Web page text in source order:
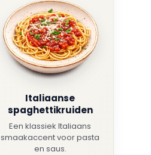
Italiaanse
spaghettikruiden
Een klassiek Italiaans
smaakaccent voor pasta
en saus.